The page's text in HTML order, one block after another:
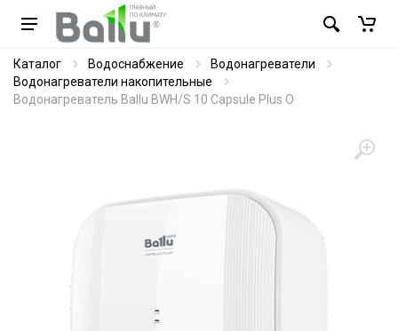
Каталог Водоснабжение
Водонагреватели
Водонагреватели накопительные
Водонагреватель Ballu BWH/S 10 Capsule Plus O